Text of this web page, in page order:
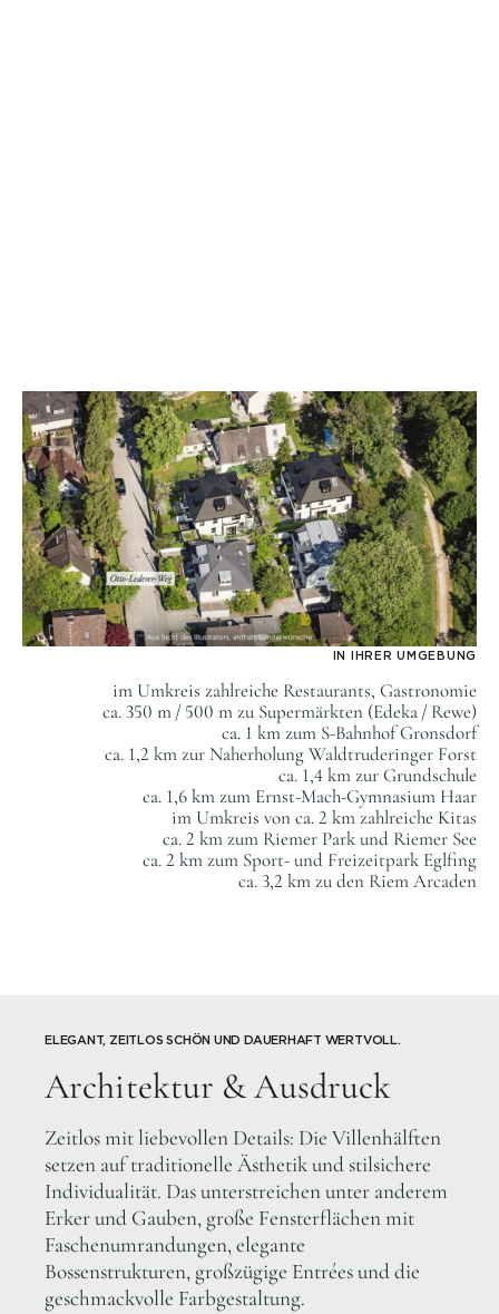
IN IHRER UMGEBUNG
im Umkreis zahlreiche Restaurants, Gastronomie
ca. 350 m / 500 m zu Supermärkten (Edeka / Rewe)
ca. 1 km zum S-Bahnhof Gronsdorf
ca. 1,2 km zur Naherholung Waldtruderinger Forst
ca. 1,4 km zur Grundschule
ca. 1,6 km zum Ernst-Mach-Gymnasium Haar
im Umkreis von ca. 2 km zahlreiche Kitas
ca. 2 km zum Riemer Park und Riemer See
ca. 2 km zum Sport- und Freizeitpark Eglfing
ca. 3,2 km zu den Riem Arcaden
ELEGANT, ZEITLOS SCHÖN UND DAUERHAFT WERTVOLL.
Architektur & Ausdruck
Zeitlos mit liebevollen Details: Die Villenhälften
setzen auf traditionelle Ästhetik und stilsichere
Individualität. Das unterstreichen unter anderem
Erker und Gauben, große Fensterflächen mit
Faschenumrandungen, elegante
Bossenstrukturen, großzügige Entrées und die
geschmackvolle Farbgestaltung.